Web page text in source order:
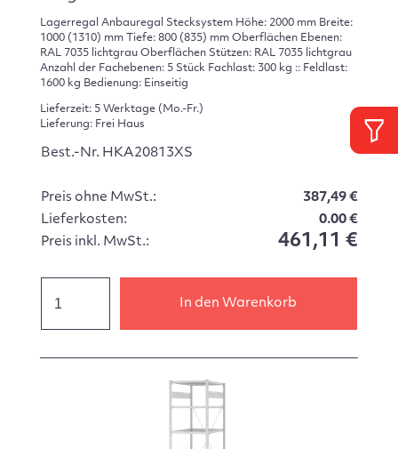
Lagerregal Anbauregal Stecksystem Höhe: 2000 mm Breite:
1000 (1310) mm Tiefe: 800 (835) mm Oberflächen Ebenen:
RAL 7035 lichtgrau Oberflächen Stützen: RAL 7035 lichtgrau
Anzahl der Fachebenen: 5 Stück Fachlast: 300 kg :: Feldlast:
1600 kg Bedienung: Einseitig
Lieferzeit: 5 Werktage (Mo.-Fr.)
Lieferung: Frei Haus
Best.-Nr. HKA20813XS
Preis ohne MwSt.:
387,49 €
Lieferkosten:
0.00 €
Preis inkl. MwSt.:
461,11 €
In den Warenkorb